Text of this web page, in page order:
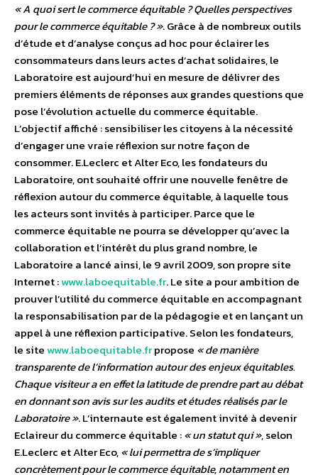
« A quoi sert le commerce équitable ? Quelles perspectives
pour le commerce équitable ? ». Grâce à de nombreux outils
d’étude et d’analyse conçus ad hoc pour éclairer les
consommateurs dans leurs actes d’achat solidaires, le
Laboratoire est aujourd’hui en mesure de délivrer des
premiers éléments de réponses aux grandes questions que
pose l’évolution actuelle du commerce équitable.
L’objectif affiché : sensibiliser les citoyens à la nécessité
d’engager une vraie réflexion sur notre façon de
consommer. E.Leclerc et Alter Eco, les fondateurs du
Laboratoire, ont souhaité offrir une nouvelle fenêtre de
réflexion autour du commerce équitable, à laquelle tous
les acteurs sont invités à participer. Parce que le
commerce équitable ne pourra se développer qu’avec la
collaboration et l’intérêt du plus grand nombre, le
Laboratoire a lancé ainsi, le 9 avril 2009, son propre site
Internet :www.laboequitable.fr. Le site a pour ambition de
prouver l’utilité du commerce équitable en accompagnant
la responsabilisation par de la pédagogie et en lançant un
appel à une réflexion participative. Selon les fondateurs,
le sitewww.laboequitable.frpropose « de manière
transparente de l’information autour des enjeux équitables.
Chaque visiteur a en effet la latitude de prendre part au débat
en donnant son avis sur les audits et études réalisés par le
Laboratoire ». L’internaute est également invité à devenir
Eclaireur du commerce équitable :« un statut qui », selon
E.Leclerc et Alter Eco,« lui permettra de s’impliquer
concrètement pour le commerce équitable, notamment en